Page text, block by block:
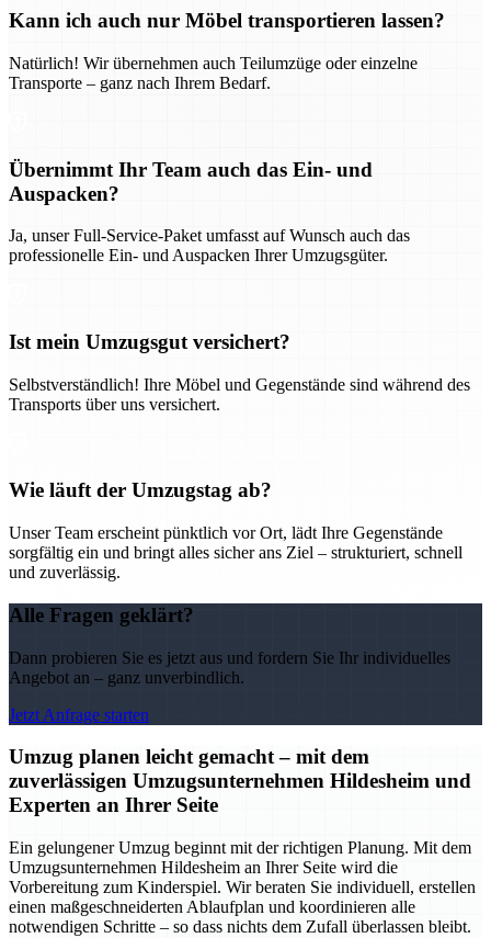
Kann ich auch nur Möbel transportieren lassen?
Natürlich! Wir übernehmen auch Teilumzüge oder einzelne
Transporte – ganz nach Ihrem Bedarf.
Übernimmt Ihr Team auch das Ein- und
Auspacken?
Ja, unser Full-Service-Paket umfasst auf Wunsch auch das
professionelle Ein- und Auspacken Ihrer Umzugsgüter.
Ist mein Umzugsgut versichert?
Selbstverständlich! Ihre Möbel und Gegenstände sind während des
Transports über uns versichert.
Wie läuft der Umzugstag ab?
Unser Team erscheint pünktlich vor Ort, lädt Ihre Gegenstände
sorgfältig ein und bringt alles sicher ans Ziel – strukturiert, schnell
und zuverlässig.
Alle Fragen geklärt?
Dann probieren Sie es jetzt aus und fordern Sie Ihr individuelles
Angebot an – ganz unverbindlich.
Jetzt Anfrage starten
Umzug planen leicht gemacht – mit dem
zuverlässigen Umzugsunternehmen Hildesheim und
Experten an Ihrer Seite
Ein gelungener Umzug beginnt mit der richtigen Planung. Mit dem
Umzugsunternehmen Hildesheim an Ihrer Seite wird die
Vorbereitung zum Kinderspiel. Wir beraten Sie individuell, erstellen
einen maßgeschneiderten Ablaufplan und koordinieren alle
notwendigen Schritte – so dass nichts dem Zufall überlassen bleibt.